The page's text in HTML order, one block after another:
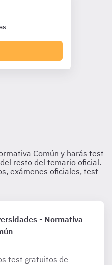
- Normativa
test gratuitos de